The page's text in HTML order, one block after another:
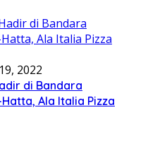
2022
di Bandara
Ala Italia Pizza